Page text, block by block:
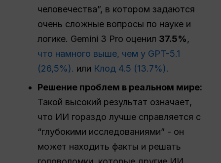
человечества”, в котором задаются
очень сложные вопросы по науке и
логике. Gemini 3 Pro оценил 37.5%,
что намного выше, чем у GPT-5.1
(26,5%). или Клод 4.5 (13.7%).
Решение проблем в реальном мире:
Такой высокий результат означает,
что ИИ гораздо лучше справляется с
“глубокими исследованиями” - он
может находить факты и решать